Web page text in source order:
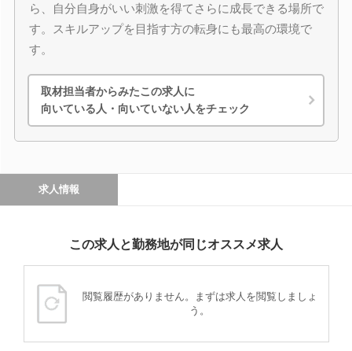
ら、自分自身がいい刺激を得てさらに成長できる場所で
す。スキルアップを目指す方の転身にも最高の環境で
す。
取材担当者からみたこの求人に
向いている人・向いていない人をチェック
求人情報
この求人と勤務地が同じオススメ求人
閲覧履歴がありません。まずは求人を閲覧しましょ
う。